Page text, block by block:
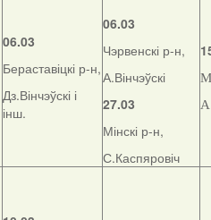
06.03
Бераставіцкі р-н,
Дз.Вінчэўскі і
інш.
06.03
Чэрвенскі р-н,
А.Вінчэўскі
27.03
Мінскі р-н,
С.Каспяровіч